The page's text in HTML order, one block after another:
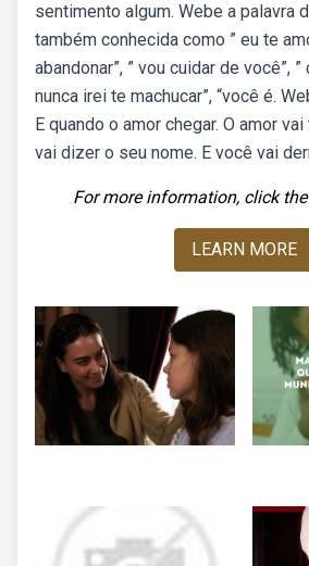
sentimento algum. Webe a palavra
também conhecida como ” eu te
abandonar”, ” vou cuidar de você”,
nunca irei te machucar”, “você é.
E quando o amor chegar. O amor
vai dizer o seu nome. E você vai
For more information, click
LEARN MORE